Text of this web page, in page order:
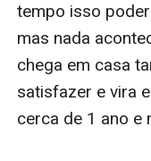
tempo isso
mas nada
chega em casa
satisfazer e vira
cerca de 1 ano e